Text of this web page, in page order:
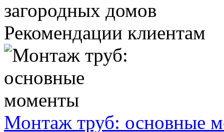
Рекомендации клиентам
Монтаж труб: основные